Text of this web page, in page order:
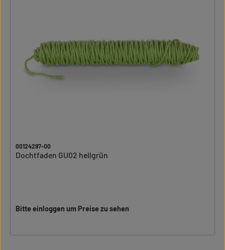
00124297-00
Dochtfaden GU02 hellgrün
Bitte einloggen um Preise zu sehen